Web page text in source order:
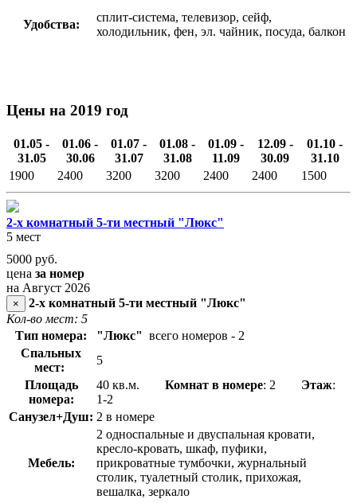
Удобства:
сплит-система, телевизор, сейф,
холодильник, фен, эл. чайник, посуда, балкон
Цены на 2019 год
01.05 -
31.05
01.06 -
30.06
01.07 -
31.07
01.08 -
31.08
01.09 -
11.09
12.09 -
30.09
01.10 -
31.10
1900
2400 3200 3200 2400 2400 1500
2-х комнатный 5-ти местный "Люкс"
5 мест
5000 руб.
цена за номер
на Август 2026
×
2-х комнатный 5-ти местный "Люкс"
Кол-во мест: 5
Тип номера:
"Люкс" всего номеров - 2
Спальных
мест:
5
Площадь
номера:
40 кв.м. Комнат в номере: 2 Этаж:
1-2
Санузел+Душ: 2 в номере
Мебель:
2 односпальные и двуспальная кровати,
кресло-кровать, шкаф, пуфики,
прикроватные тумбочки, журнальный
столик, туалетный столик, прихожая,
вешалка, зеркало